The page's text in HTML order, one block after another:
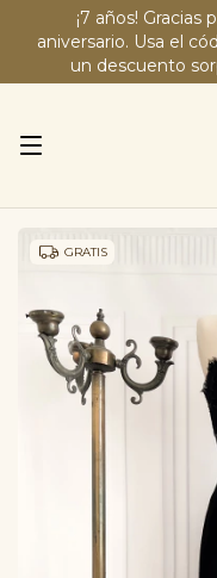
¡7 años!
aniversario. Usa el
un descuento
GRATIS